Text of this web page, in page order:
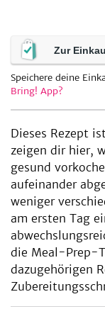
Zur
Speichere deine
Bring! App?
Dieses Rezept
zeigen dir hier,
gesund
aufeinander
weniger
am ersten Tag
die Meal-Prep-
dazugehörigen